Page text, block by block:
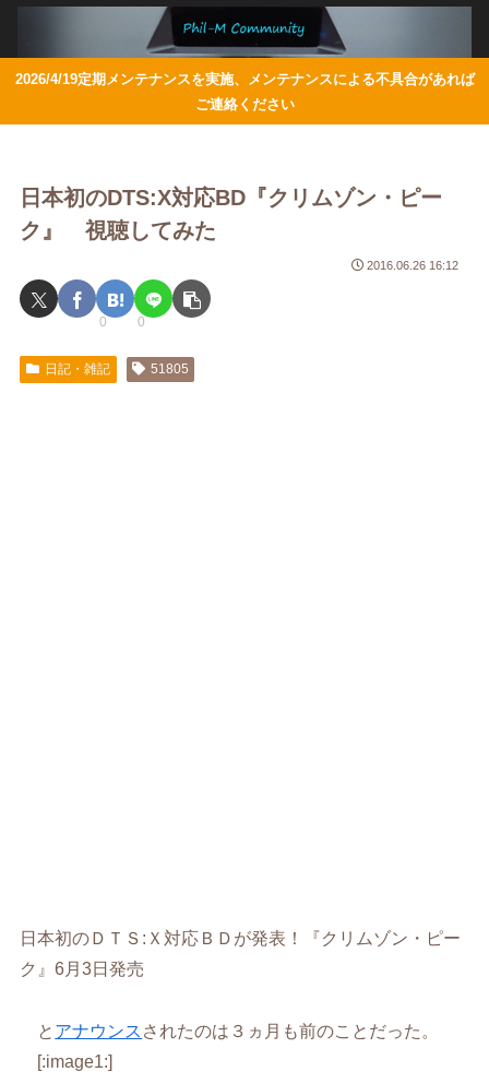
2026/4/19定期メンテナンスを実施、メンテナンスによる不具合があれば
ご連絡ください
日本初のDTS:X対応BD『クリムゾン・ピー
ク』 視聴してみた
2016.06.26 16:12
0 0
日記・雑記 51805
日本初のＤＴＳ:Ｘ対応ＢＤが発表！『クリムゾン・ピー
ク』6月3日発売
と アナウンス されたのは３ヵ月も前のことだった。
[:image1:]